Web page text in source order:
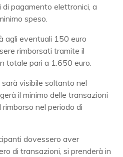
pagamento elettronici, a
speso.
agli eventuali 150 euro
rimborsati tramite il
totale pari a 1.650 euro.
visibile soltanto nel
il minimo delle transazioni
nel periodo di
dovessero aver
di transazioni, si prenderà in